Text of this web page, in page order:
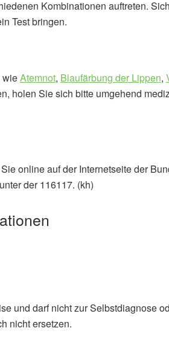
Kombinationen auftreten.
Test bringen.
wieAtemnot, Blaufärbung der Lippen,
holen Sie sich bitte umgehend
online auf der Internetseite der
der 116117. (kh)
und darf nicht zur Selbstdiagnose
nicht ersetzen.